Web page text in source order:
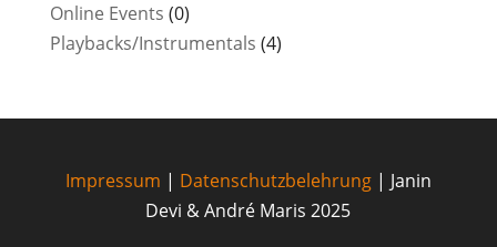
Online Events (0)
Playbacks/Instrumentals (4)
Impressum | Datenschutzbelehrung| Janin
Devi & André Maris 2025